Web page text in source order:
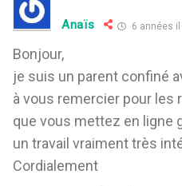
Anaïs 6 années il
Bonjour,
je suis un parent confiné
à vous remercier pour
que vous mettez en ligne
un travail vraiment très
Cordialement